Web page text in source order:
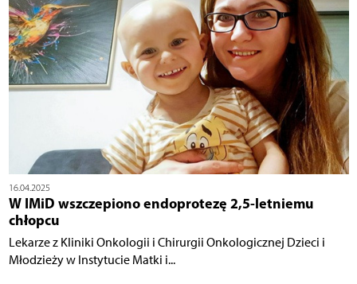
16.04.2025
W IMiD wszczepiono endoprotezę 2,5-letniemu
chłopcu
Lekarze z Kliniki Onkologii i Chirurgii Onkologicznej Dzieci i
Młodzieży w Instytucie Matki i...